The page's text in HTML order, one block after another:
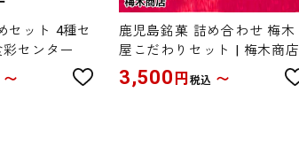
セット 4種セ
センター
〜
鹿児島銘菓 詰め合わせ 梅木
屋こだわりセット | 梅木商店
3,500 円 税込 〜